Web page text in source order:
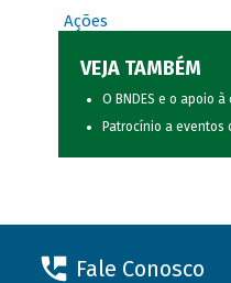
Ações
VEJA TAMBÉM
O BNDES e o apoio à
Patrocínio a eventos
Fale Conosco